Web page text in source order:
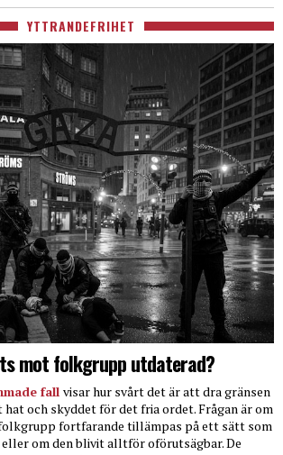
YTTRANDEFRIHET
mot folkgrupp utdaterad?
fall visar hur svårt det är att dra gränsen
och skyddet för det fria ordet. Frågan är om
fortfarande tillämpas på ett sätt som
om den blivit alltför oförutsägbar. De